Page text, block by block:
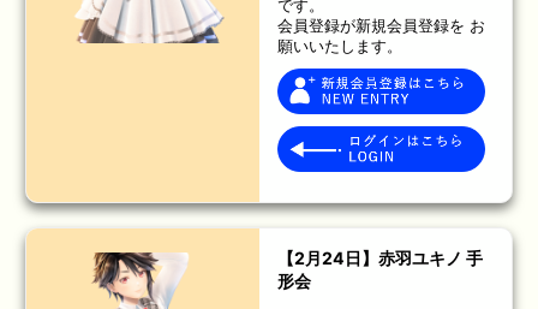
です。
会員登録が新規会員登録を お
願いいたします。
【2月24日】赤羽ユキノ 手
形会